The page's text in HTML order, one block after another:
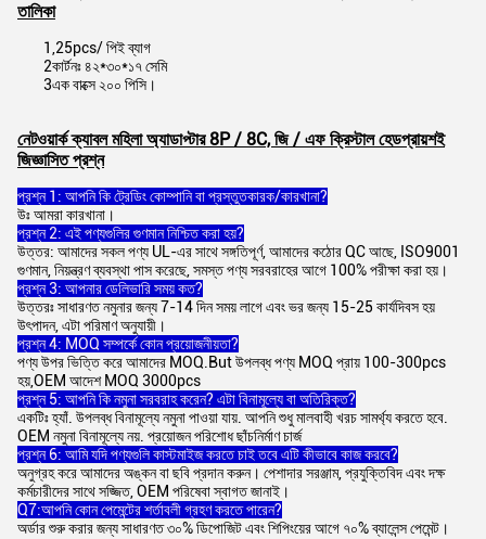
তালিকা
1,25pcs/ পিই ব্যাগ
2কার্টনঃ ৪২*৩০*১৭ সেমি
3এক বাক্সে ২০০ পিসি।
নেটওয়ার্ক ক্যাবল মহিলা অ্যাডাপ্টার 8P / 8C, জি / এফ ক্রিস্টাল হেডপ্রায়শই
জিজ্ঞাসিত প্রশ্ন
প্রশ্ন 1: আপনি কি ট্রেডিং কোম্পানি বা প্রস্তুতকারক/কারখানা?
উঃ আমরা কারখানা।
প্রশ্ন 2: এই পণ্যগুলির গুণমান নিশ্চিত করা হয়?
উত্তর: আমাদের সকল পণ্য UL-এর সাথে সঙ্গতিপূর্ণ, আমাদের কঠোর QC আছে, ISO9001
গুণমান, নিয়ন্ত্রণ ব্যবস্থা পাস করেছে, সমস্ত পণ্য সরবরাহের আগে 100% পরীক্ষা করা হয়।
প্রশ্ন 3: আপনার ডেলিভারি সময় কত?
উত্তরঃ সাধারণত নমুনার জন্য 7-14 দিন সময় লাগে এবং ভর জন্য 15-25 কার্যদিবস হয়
উৎপাদন, এটা পরিমাণ অনুযায়ী।
প্রশ্ন 4: MOQ সম্পর্কে কোন প্রয়োজনীয়তা?
পণ্য উপর ভিত্তি করে আমাদের MOQ.But উপলব্ধ পণ্য MOQ প্রায় 100-300pcs
হয়,OEM আদেশ MOQ 3000pcs
প্রশ্ন 5: আপনি কি নমুনা সরবরাহ করেন? এটা বিনামূল্যে বা অতিরিক্ত?
একটিঃ হ্যাঁ. উপলব্ধ বিনামূল্যে নমুনা পাওয়া যায়. আপনি শুধু মালবাহী খরচ সামর্থ্য করতে হবে.
OEM নমুনা বিনামূল্যে নয়. প্রয়োজন পরিশোধ ছাঁচনির্মাণ চার্জ
প্রশ্ন 6: আমি যদি পণ্যগুলি কাস্টমাইজ করতে চাই তবে এটি কীভাবে কাজ করবে?
অনুগ্রহ করে আমাদের অঙ্কন বা ছবি প্রদান করুন। পেশাদার সরঞ্জাম, প্রযুক্তিবিদ এবং দক্ষ
কর্মচারীদের সাথে সজ্জিত, OEM পরিষেবা স্বাগত জানাই।
Q7:আপনি কোন পেমেন্টের শর্তাবলী গ্রহণ করতে পারেন?
অর্ডার শুরু করার জন্য সাধারণত ৩০% ডিপোজিট এবং শিপিংয়ের আগে ৭০% ব্যালেন্স পেমেন্ট।